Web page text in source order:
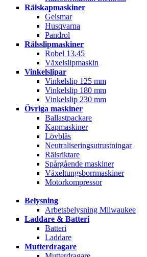
Rälskapmaskiner
Geismar
Husqvarna
Pandrol
Rälsslipmaskiner
Robel 13.45
Växelslipmaskin
Vinkelslipar
Vinkelslip 125 mm
Vinkelslip 180 mm
Vinkelslip 230 mm
Övriga maskiner
Ballastpackare
Kapmaskiner
Lövblås
Neutraliseringsutrustningar
Rälsriktare
Spårgående maskiner
Växeltungsborrmaskiner
Motorkompressor
Belysning
Arbetsbelysning Milwaukee
Laddare & Batteri
Batteri
Laddare
Mutterdragare